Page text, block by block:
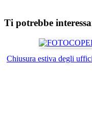
Ti potrebbe
Chiusura estiva degli uffici